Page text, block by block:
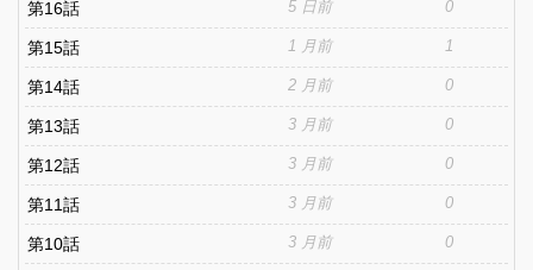
第16話 5 日前 0
第15話 1 月前 1
第14話 2 月前 0
第13話 3 月前 0
第12話 3 月前 0
第11話 3 月前 0
第10話 3 月前 0